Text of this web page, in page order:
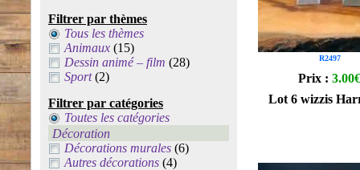
Filtrer par thèmes
Tous les thèmes
Animaux (15)
Dessin animé – film (28)
Sport(2)
Filtrer par catégories
Toutes les catégories
Décoration
Décorations murales (6)
Autres décorations (4)
R2497
Prix : 3.00€
Lot 6 wizzis